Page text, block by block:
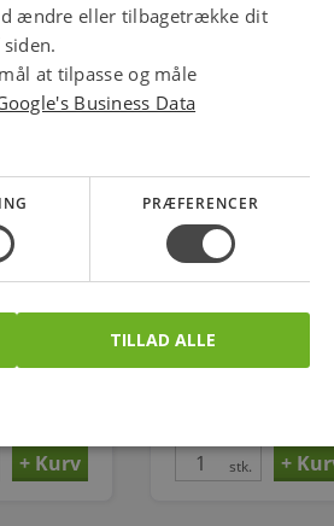
tee 90°
3/4-3/4-
Georg Fischer tee 90°
sort reduceret 1-1-1/2''
stk.
ændre eller tilbagetrække dit
at tilpasse og måle
Business Data
PRÆFERENCER
TILLAD ALLE